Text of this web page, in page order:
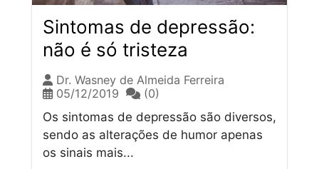
Sintomas de depressão:
não é só tristeza
Dr. Wasney de Almeida Ferreira
05/12/2019
(0)
Os sintomas de depressão são diversos,
sendo as alterações de humor apenas
os sinais mais...